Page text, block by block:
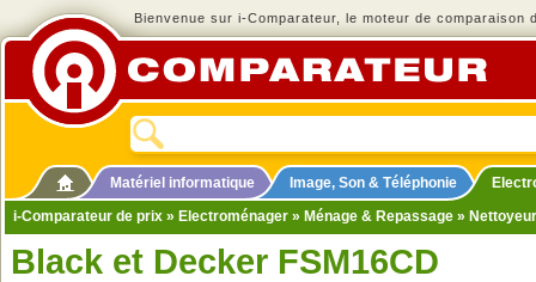
Bienvenue sur i-Comparateur, le moteur de comparaison
Matériel informatique Image, Son & Téléphonie
i-Comparateur de prix » Electroménager » Ménage & Repassage »
Black et Decker FSM16CD